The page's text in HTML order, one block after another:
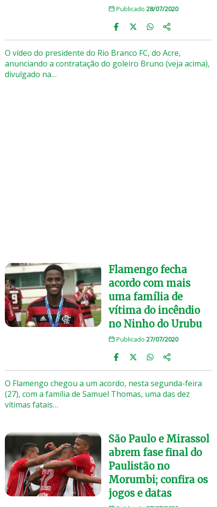
Publicado 28/07/2020
O vídeo do presidente do Rio Branco FC, do Acre,
anunciando a contratação do goleiro Bruno (veja acima),
divulgado na…
Flamengo fecha
acordo com mais
uma família de
vítima do incêndio
no Ninho do Urubu
Publicado 27/07/2020
O Flamengo chegou a um acordo, nesta segunda-feira
(27), com a família de Samuel Thomas, uma das dez
vítimas fatais…
São Paulo e Mirassol
abrem fase final do
Paulistão no
Morumbi; confira os
jogos e datas